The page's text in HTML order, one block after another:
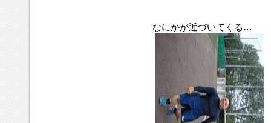
なにかが近づいてくる…